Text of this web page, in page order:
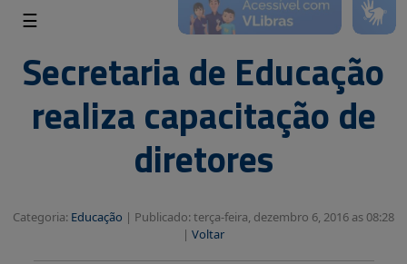
☰
Secretaria de Educação
realiza capacitação de
diretores
Categoria: Educação | Publicado: terça-feira, dezembro 6, 2016 as 08:28
| Voltar